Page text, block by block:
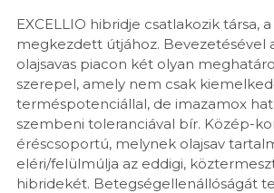
EXCELLIO hibridje csatlakozik társa,
megkezdett útjához. Bevezetésével
olajsavas piacon két olyan
szerepel, amely nem csak
terméspotenciállal, de imazamox
szembeni toleranciával bír. Közép-
éréscsoportú, melynek olajsav
eléri/felülmúlja az eddigi,
hibridekét. Betegségellenállóságát